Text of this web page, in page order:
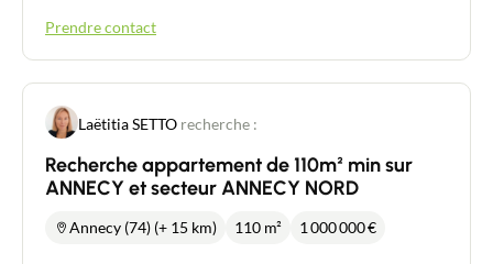
Prendre contact
Laëtitia SETTO recherche :
Recherche appartement de 110m² min sur
ANNECY et secteur ANNECY NORD
Annecy (74) (+ 15 km) 110 m² 1 000 000€